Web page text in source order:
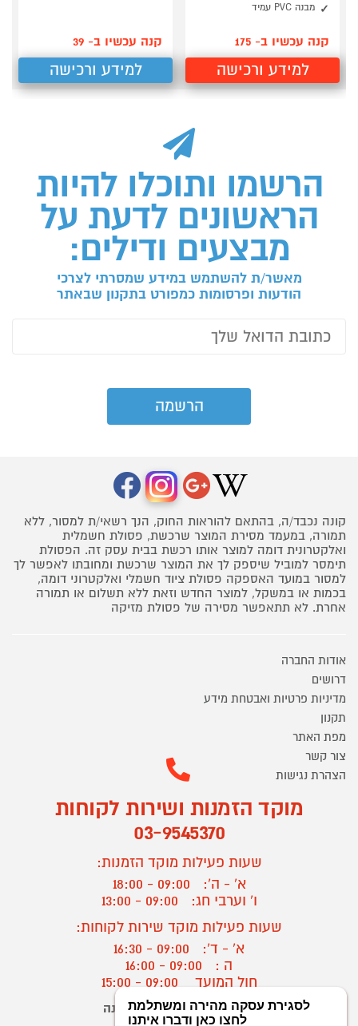
מבנה PVC עמיד
קנה עכשיו ב- 175
למידע ורכישה
קנה עכשיו ב- 39
למידע ורכישה
הרשמו ותוכלו להיות
הראשונים לדעת על
מבצעים ודילים:
מאשר/ת להשתמש במידע שמסרתי לצרכי
הודעות ופרסומות כמפורט בתקנון שבאתר
קונה נכבד/ה, בהתאם להוראות החוק, הנך רשאי/ת למסור, ללא
תמורה, במעמד מסירת המוצר שרכשת, פסולת חשמלית
ואלקטרונית דומה למוצר אותו רכשת בבית עסק זה. הפסולת
תימסר למוביל שיספק לך את המוצר שרכשת ומחובתו לאפשר לך
למסור במועד האספקה פסולת ציוד חשמלי ואלקטרוני דומה,
בכמות או במשקל, למוצר החדש וזאת ללא תשלום או תמורה
אחרת. לא תתאפשר מסירה של פסולת מזיקה
אודות החברה
דרושים
מדיניות פרטיות ואבטחת מידע
תקנון
מפת האתר
צור קשר
הצהרת נגישות
מוקד הזמנות ושירות לקוחות
03-9545370
שעות פעילות מוקד הזמנות:
א' - ה':
09:00 - 18:00
ו' וערבי חג:
09:00 - 13:00
שעות פעילות מוקד שירות לקוחות:
א' - ד':
09:00 - 16:30
ה :
09:00 - 16:00
חול המועד
? יצירת קשר/ביטול הזמנה